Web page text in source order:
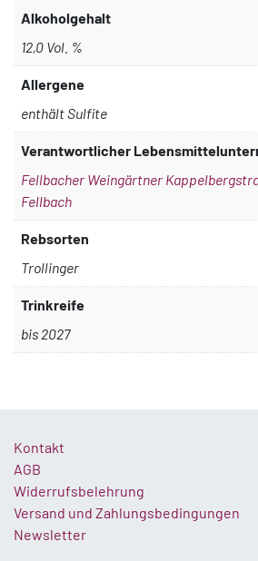
Alkoholgehalt
12,0 Vol. %
Allergene
enthält Sulfite
Verantwortlicher
Fellbacher Weingärtner
Fellbach
Rebsorten
Trollinger
Trinkreife
bis 2027
Kontakt
AGB
Widerrufsbelehrung
Versand und Zahlungsbedingungen
Newsletter